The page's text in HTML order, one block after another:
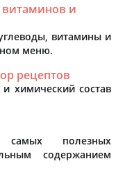
витаминов и
витамины и
меню.
рецептов
химический состав
самых полезных
содержанием